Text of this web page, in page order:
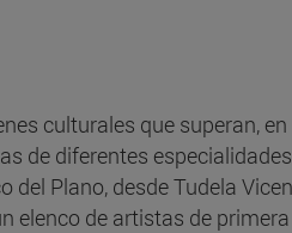
culturales que superan,
de diferentes
Plano, desde Tudela
elenco de artistas de